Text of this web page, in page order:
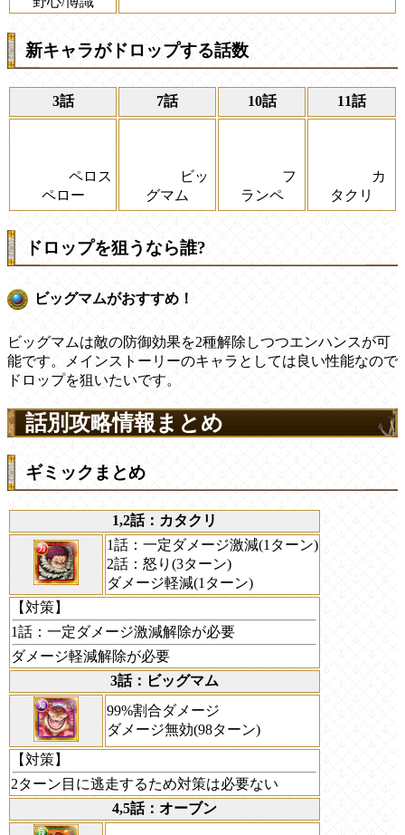
新キャラがドロップする話数
3話 7話 10話 11話
ペロス
ペロー
ビッ
グマム
フ
ランペ
カ
タクリ
ドロップを狙うなら誰?
ビッグマムがおすすめ！
ビッグマムは敵の防御効果を2種解除しつつエンハンスが可
能です。メインストーリーのキャラとしては良い性能なので
ドロップを狙いたいです。
話別攻略情報まとめ
ギミックまとめ
1,2話：カタクリ
1話：一定ダメージ激減(1ターン)
2話：怒り(3ターン)
ダメージ軽減(1ターン)
【対策】
1話：一定ダメージ激減解除が必要
ダメージ軽減解除が必要
3話：ビッグマム
99%割合ダメージ
ダメージ無効(98ターン)
【対策】
2ターン目に逃走するため対策は必要ない
4,5話：オーブン